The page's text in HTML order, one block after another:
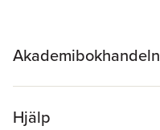
uppstått och fått sitt
borgenärens
Akademibokhandeln
Hjälp